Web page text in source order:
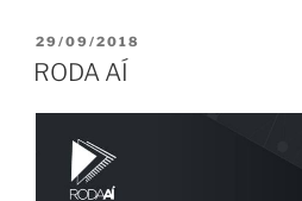
PUBLICADO
EM
29/09/2018
RODA AÍ